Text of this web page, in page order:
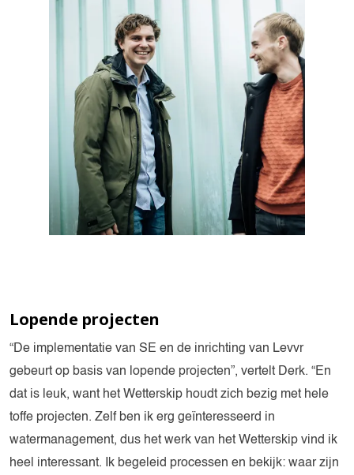
Lopende projecten
“De implementatie van SE en de inrichting van Levvr
gebeurt op basis van lopende projecten”, vertelt Derk. “En
dat is leuk, want het Wetterskip houdt zich bezig met hele
toffe projecten. Zelf ben ik erg geïnteresseerd in
watermanagement, dus het werk van het Wetterskip vind ik
heel interessant. Ik begeleid processen en bekijk: waar zijn